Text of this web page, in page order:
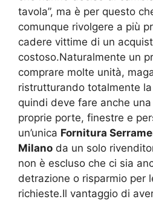
tavola”, ma è per questo
comunque rivolgere a più
cadere vittime di un
costoso.Naturalmente un
comprare molte unità,
ristrutturando totalmente
quindi deve fare anche
proprie porte, finestre e
un’unica Fornitura
Milano da un solo
non è escluso che ci sia
detrazione o risparmio per
richieste.Il vantaggio di